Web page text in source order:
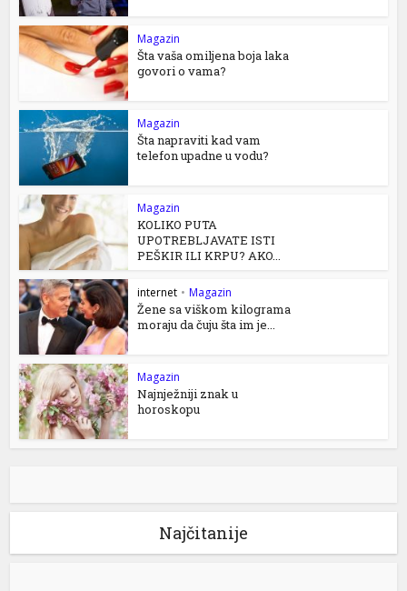
Magazin
Šta vaša omiljena boja laka
govori o vama?
Magazin
Šta napraviti kad vam
telefon upadne u vodu?
Magazin
KOLIKO PUTA
UPOTREBLJAVATE ISTI
PEŠKIR ILI KRPU? AKO...
internet • Magazin
Žene sa viškom kilograma
moraju da čuju šta im je...
Magazin
Najnježniji znak u
horoskopu
Najčitanije